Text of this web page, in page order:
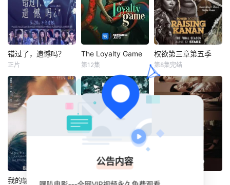
错过了，遗憾吗？
白客
刚大学毕业的吴小
北（庄达菲 饰）被
式分手后陷入无尽
的情绪反扑。她沉
溺于失恋的痛苦，
闺蜜米亚（赵佳丽
饰）像救命的解
错过了，遗憾吗？
正片
The Loyalty Game
杰里科·罗萨雷斯
一群女人经营着一
项独特的生意：引
诱男人暴露他们的
不忠行为。她们最
新的客户安娜与她
忠诚的丈夫过着看
似完美的生活——
直到疑虑开始在她
心中滋生。随着丈
The Loyalty Game
第12集
权欲第三章第五季
卡南的举动彻底改
变了托马斯家族的
命运。与此同时，
在皇后区的立足之
地，而布里兹的新
毒品生意也逐渐成
权欲第三章第五季
第8集完结
我的鸵鸟先生 吾凰在上之凤御四方 盲盒 (2026)
公告内容